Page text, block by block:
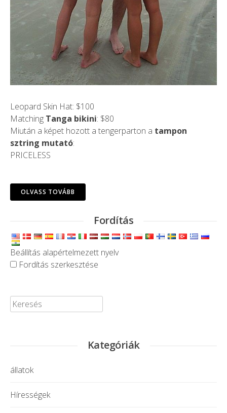
Leopard Skin Hat: $100
Matching Tanga bikini: $80
Miután a képet hozott a tengerparton a tampon
sztring mutató:
PRICELESS
OLVASS TOVÁBB
Fordítás
Beállítás alapértelmezett nyelv
Fordítás szerkesztése
Keresése:
Kategóriák
állatok
Hírességek